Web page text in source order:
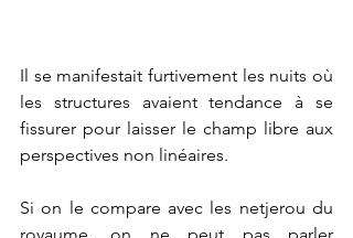
Il se manifestait furtivement les nuits où
les structures avaient tendance à se
fissurer pour laisser le champ libre aux
perspectives non linéaires.
Si on le compare avec les netjerou du